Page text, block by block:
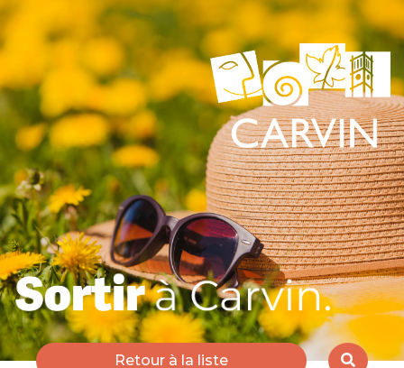
Retour à la liste